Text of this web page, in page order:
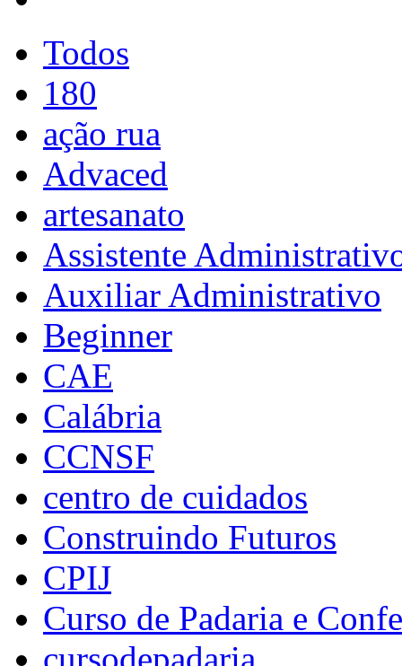
Todos
180
ação rua
Advaced
artesanato
Assistente
Auxiliar Administrativo
Beginner
CAE
Calábria
CCNSF
centro de cuidados
Construindo Futuros
CPIJ
Curso de Padaria e